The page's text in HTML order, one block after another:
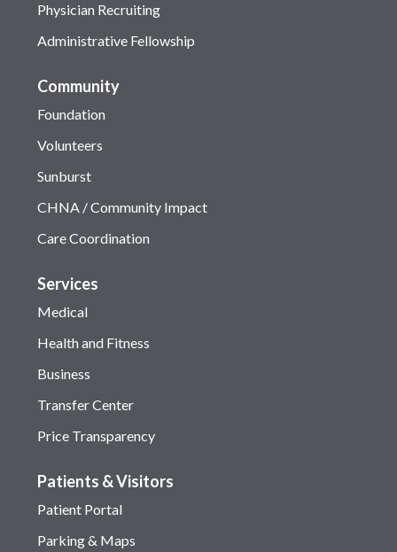
Physician Recruiting
Administrative Fellowship
Community
Foundation
Volunteers
Sunburst
CHNA / Community Impact
Care Coordination
Services
Medical
Health and Fitness
Business
Transfer Center
Price Transparency
Patients & Visitors
Patient Portal
Parking & Maps